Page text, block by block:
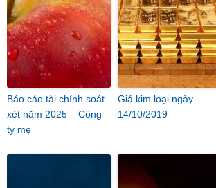
Báo cáo tài chính soát
xét năm 2025 – Công
ty mẹ
Giá kim loại ngày
14/10/2019